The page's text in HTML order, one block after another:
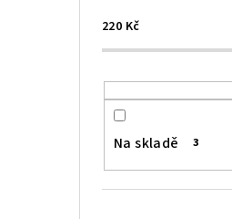
220 Kč
Na skladě 3